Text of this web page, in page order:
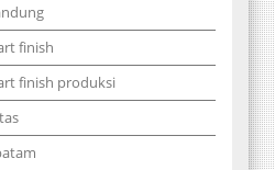
finish
finish produksi